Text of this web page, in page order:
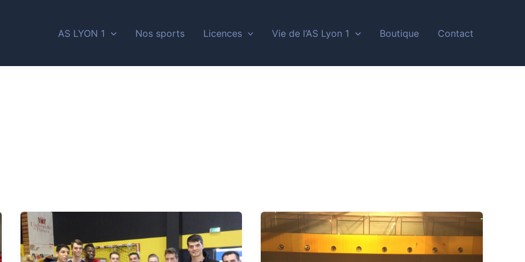
AS LYON 1 Nos sports Licences Vie de l’AS Lyon 1 Boutique Contact